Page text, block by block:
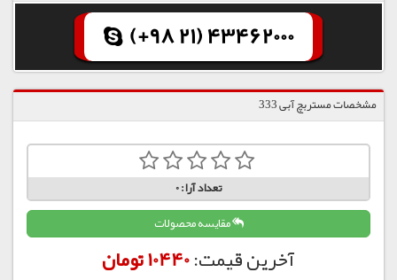
(+98 21) 43462000
مشخصات مستربچ آبی 333
تعداد آرا:0
مقایسه محصولات
آخرین قیمت:10440 تومان